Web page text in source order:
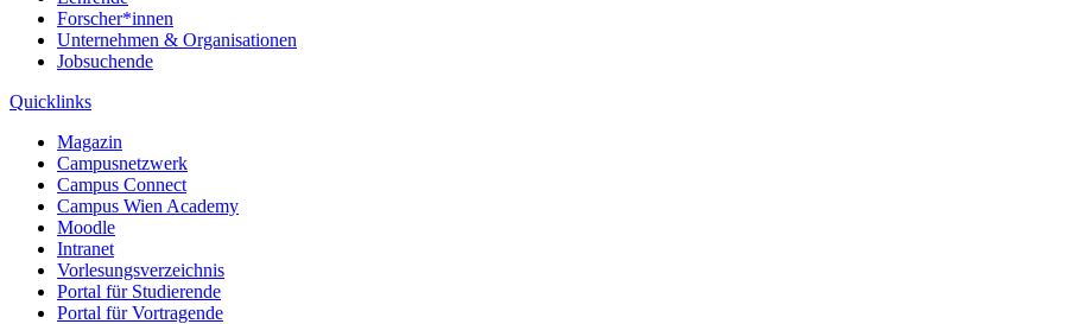
Forscher*innen
Unternehmen & Organisationen
Jobsuchende
Quicklinks
Magazin
Campusnetzwerk
Campus Connect
Campus Wien Academy
Moodle
Intranet
Vorlesungsverzeichnis
Portal für Studierende
Portal für Vortragende